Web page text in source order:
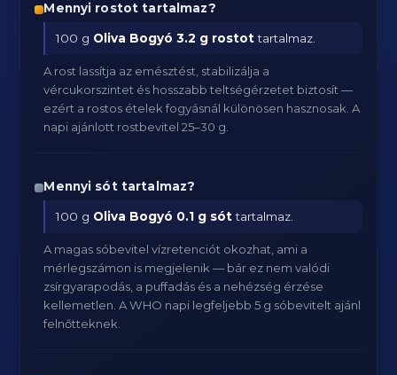
Mennyi rostot tartalmaz?
100 g Oliva Bogyó 3.2 g rostottartalmaz.
A rost lassítja az emésztést, stabilizálja a
vércukorszintet és hosszabb teltségérzetet biztosít —
ezért a rostos ételek fogyásnál különösen hasznosak. A
napi ajánlott rostbevitel 25–30 g.
Mennyi sót tartalmaz?
100 g Oliva Bogyó 0.1 g sóttartalmaz.
A magas sóbevitel vízretenciót okozhat, ami a
mérlegszámon is megjelenik — bár ez nem valódi
zsírgyarapodás, a puffadás és a nehézség érzése
kellemetlen. A WHO napi legfeljebb 5 g sóbevitelt ajánl
felnőtteknek.